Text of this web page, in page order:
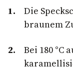
Die
braunem
Bei 180 °C